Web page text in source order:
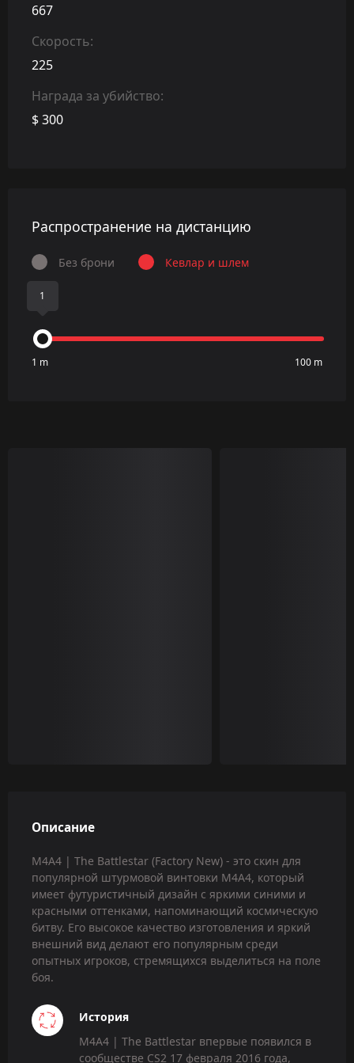
667
Скорость:
225
Награда за убийство:
$ 300
Распространение на дистанцию
Без брони Кевлар и шлем
1
1 m 100 m
Описание
M4A4 | The Battlestar (Factory New) - это скин для
популярной штурмовой винтовки M4A4, который
имеет футуристичный дизайн с яркими синими и
красными оттенками, напоминающий космическую
битву. Его высокое качество изготовления и яркий
внешний вид делают его популярным среди
опытных игроков, стремящихся выделиться на поле
боя.
История
M4A4 | The Battlestar впервые появился в
сообществе CS2 17 февраля 2016 года,